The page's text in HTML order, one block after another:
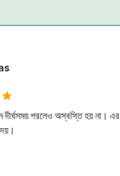
দীর্ঘসময় পরলেও অস্বস্তি হয় না।